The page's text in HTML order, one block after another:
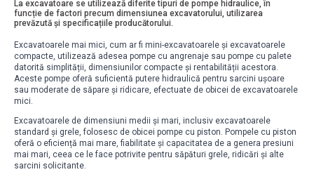
La excavatoare se utilizează diferite tipuri de pompe hidraulice, în
funcție de factori precum dimensiunea excavatorului, utilizarea
prevăzută și specificațiile producătorului.
Excavatoarele mai mici, cum ar fi mini-excavatoarele și excavatoarele
compacte, utilizează adesea pompe cu angrenaje sau pompe cu palete
datorită simplității, dimensiunilor compacte și rentabilității acestora.
Aceste pompe oferă suficientă putere hidraulică pentru sarcini ușoare
sau moderate de săpare și ridicare, efectuate de obicei de excavatoarele
mici.
Excavatoarele de dimensiuni medii și mari, inclusiv excavatoarele
standard și grele, folosesc de obicei pompe cu piston. Pompele cu piston
oferă o eficiență mai mare, fiabilitate și capacitatea de a genera presiuni
mai mari, ceea ce le face potrivite pentru săpături grele, ridicări și alte
sarcini solicitante.